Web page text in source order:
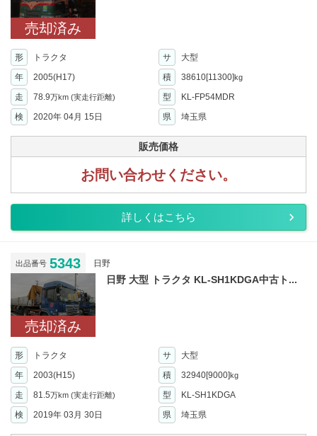
売却済み
形 トラクタ サ
大型
年
2005(H17) 積 38610[11300]kg
走 78.9万km (実走行距離) 型
KL-FP54MDR
検
2020年 04月 15日 県 埼玉県
販売価格
お問い合わせください。
詳しくはこちら
出品番号 5343 日野
売却済み
日野 大型 トラクタ KL-SH1KDGA中古ト...
形 トラクタ サ
大型
年
2003(H15) 積 32940[9000]kg
走 81.5万km (実走行距離) 型
KL-SH1KDGA
検
2019年 03月 30日 県 埼玉県